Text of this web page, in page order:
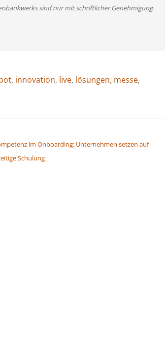
sind nur mit schriftlicher Genehmigung
, innovation, live, lösungen, messe,
im Onboarding: Unternehmen setzen auf
Schulung